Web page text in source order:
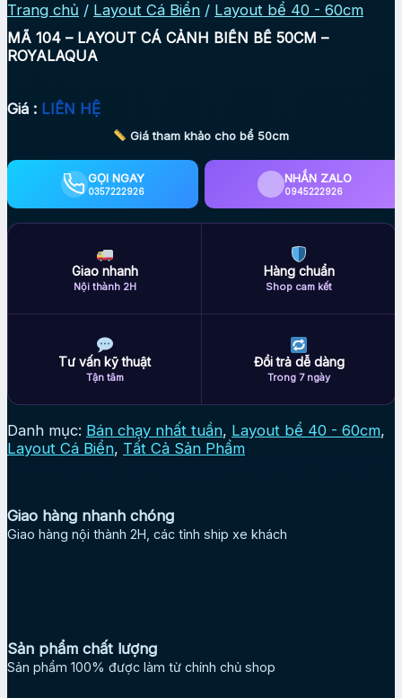
Trang chủ / Layout Cá Biển / Layout bể 40 - 60cm
MÃ 104 – LAYOUT CÁ CẢNH BIỂN BỂ 50CM –
ROYALAQUA
Giá : LIÊN HỆ
Giá tham khảo cho bể 50cm
GỌI NGAY
0357222926
NHẮN ZALO
0945222926
Giao nhanh
Nội thành 2H
Hàng chuẩn
Shop cam kết
Tư vấn kỹ thuật
Tận tâm
Đổi trả dễ dàng
Trong 7 ngày
Danh mục: Bán chạy nhất tuần, Layout bể 40 - 60cm,
Layout Cá Biển, Tất Cả Sản Phẩm
Giao hàng nhanh chóng
Giao hàng nội thành 2H, các tỉnh ship xe khách
Sản phẩm chất lượng
Sản phẩm 100% được làm từ chính chủ shop